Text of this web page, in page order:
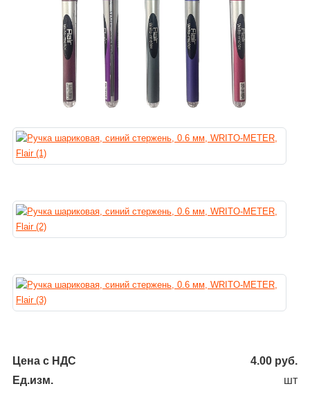
Цена с НДС 4.00 руб.
Ед.изм.
шт